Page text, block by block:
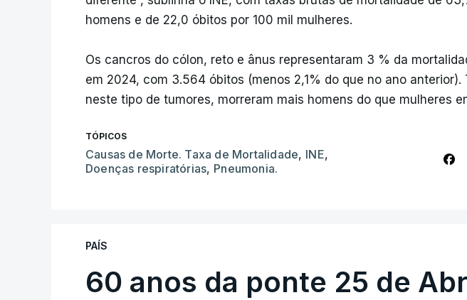
homens e de 22,0 óbitos por 100 mil mulheres.
Os cancros do cólon, reto e ânus representaram 3 % da
em 2024, com 3.564 óbitos (menos 2,1% do que no ano anterior).
neste tipo de tumores, morreram mais homens do que mulheres
TÓPICOS
Causas de Morte. Taxa de Mortalidade, INE,
Doenças respiratórias, Pneumonia.
PAÍS
60 anos da ponte 25 de